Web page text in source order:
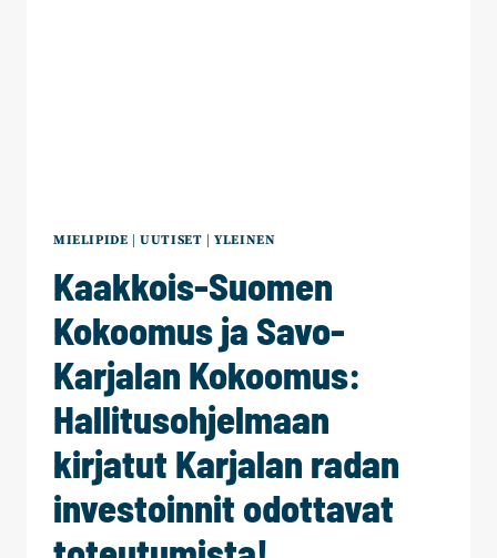
MIELIPIDE |UUTISET |YLEINEN
Kaakkois-Suomen
Kokoomus ja Savo-
Karjalan Kokoomus:
Hallitusohjelmaan
kirjatut Karjalan radan
investoinnit odottavat